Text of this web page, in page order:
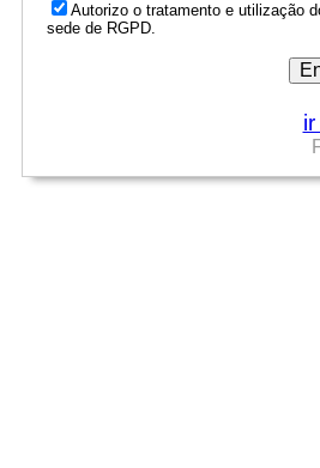
Autorizo o tratamento e utilização
sede de RGPD.